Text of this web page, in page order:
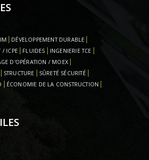
DÉVELOPPEMENT DURABLE
/ ICPE
FLUIDES
INGENIERIE TCE
D'OPÉRATION / MOEX
STRUCTURE
SÛRETÉ SÉCURITÉ
ÉCONOMIE DE LA CONSTRUCTION